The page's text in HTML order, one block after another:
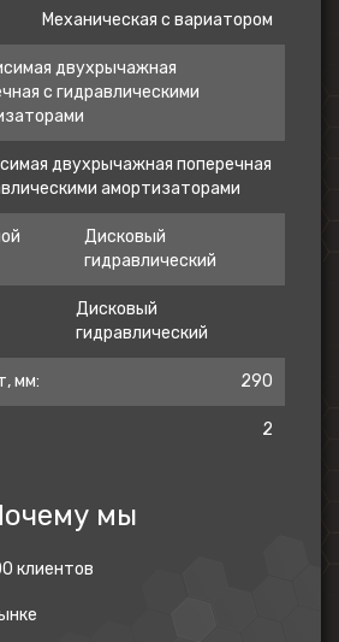
650-2 всегда можно
вдвоём
входят
литые диски, зеркала
ударопрочный пластик,
полный комплект
базовая защита днища,
Механическая с вариатором
двухрычажная
с гидравлическими
двухрычажная поперечная
амортизаторами
Дисковый
гидравлический
Дисковый
гидравлический
мм: 290
2
мы
клиентов